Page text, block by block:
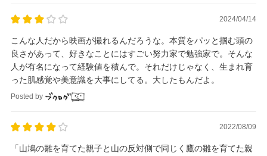
2024/04/14
こんな人だから映画が撮れるんだろうな。本質をパッと掴む頭の
良さがあって、好きなことにはすごい努力家で勉強家で。そんな
人が有名になって経験値を積んで。それだけじゃなく、生まれ育
った肌感覚や美意識を大事にしてる。大したもんだよ。
Posted by
2022/08/09
「山鳩の雛を育てた親子と山の反対側で同じく鷹の雛を育てた親